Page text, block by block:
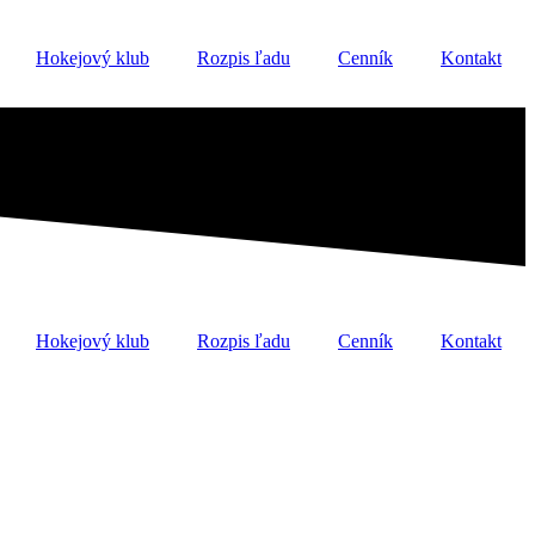
Hokejový klub Rozpis ľadu Cenník
Kontakt
Hokejový klub Rozpis ľadu Cenník Kontakt